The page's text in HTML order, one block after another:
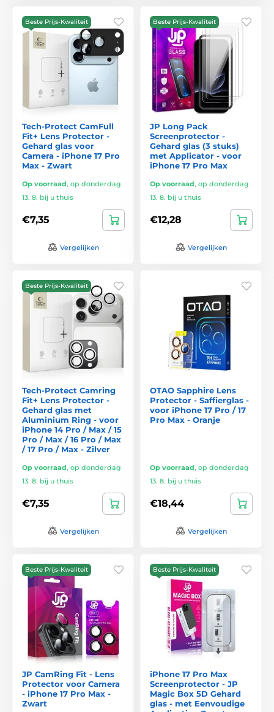
Beste Prijs-Kwaliteit
Tech-Protect CamFull
Fit+ Lens Protector -
Gehard glas voor
Camera - iPhone 17 Pro
Max - Zwart
Op voorraad, op donderdag
13. 8. bij u thuis
€7,35
Vergelijken
Beste Prijs-Kwaliteit
JP Long Pack
Screenprotector -
Gehard glas (3 stuks)
met Applicator - voor
iPhone 17 Pro Max
Op voorraad, op donderdag
13. 8. bij u thuis
€12,28
Vergelijken
Beste Prijs-Kwaliteit
Tech-Protect Camring
Fit+ Lens Protector -
Gehard glas met
Aluminium Ring - voor
iPhone 14 Pro / Max / 15
Pro / Max / 16 Pro / Max
/ 17 Pro / Max - Zilver
Op voorraad, op donderdag
13. 8. bij u thuis
€7,35
Vergelijken
OTAO Sapphire Lens
Protector - Saffierglas -
voor iPhone 17 Pro / 17
Pro Max - Oranje
Op voorraad, op donderdag
13. 8. bij u thuis
€18,44
Vergelijken
Beste Prijs-Kwaliteit
JP CamRing Fit - Lens
Protector voor Camera
- iPhone 17 Pro Max -
Zwart
Beste Prijs-Kwaliteit
iPhone 17 Pro Max
Screenprotector - JP
Magic Box 5D Gehard
glas - met Eenvoudige